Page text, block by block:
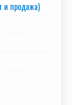
и продажа)